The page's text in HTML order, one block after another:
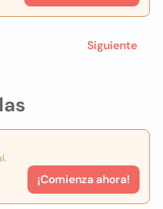
¡Comienza ahora!
Siguiente